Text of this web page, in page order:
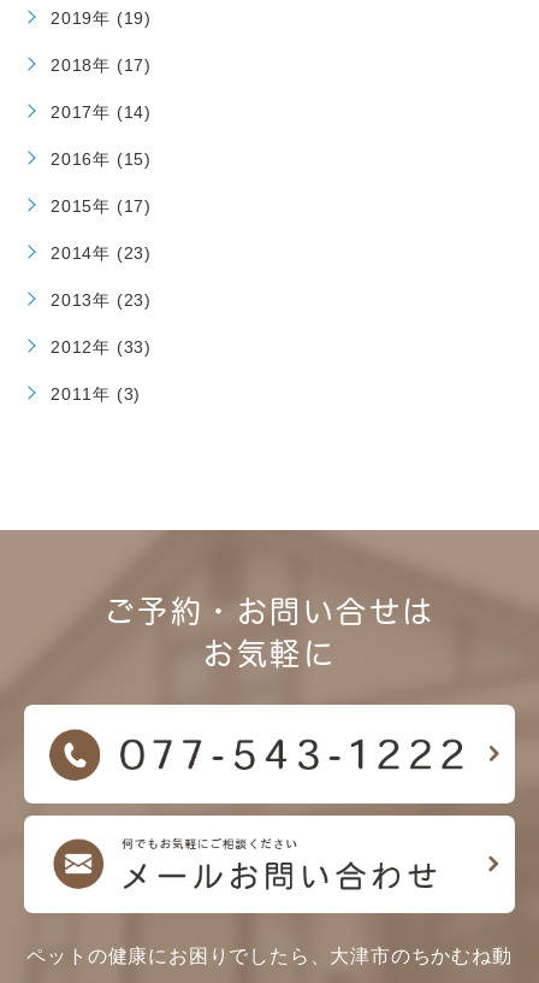
2019年 (19)
2018年 (17)
2017年 (14)
2016年 (15)
2015年 (17)
2014年 (23)
2013年 (23)
2012年 (33)
2011年 (3)
ご予約・お問い合せは
お気軽に
ペットの健康にお困りでしたら、大津市のちかむね動